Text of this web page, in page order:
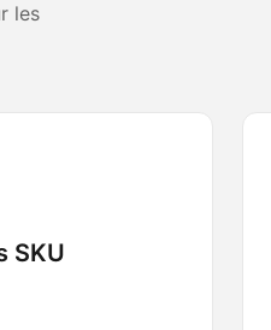
les
SKU